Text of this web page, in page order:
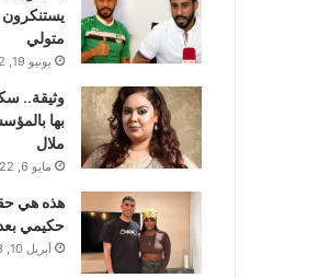
يستنكرون
متولي
يونيو 19, 2022
وثيقة..
بها
ملال
مايو 6, 2022
هذه هي
حكيمي
أبريل 10, 2023